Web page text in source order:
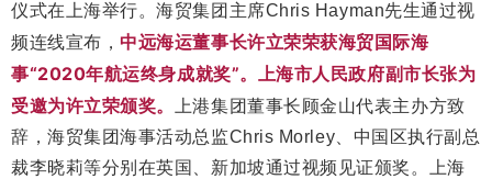
仪式在上海举行。海贸集团主席Chris Hayman先生通过视
频连线宣布，中远海运董事长许立荣荣获海贸国际海
事“2020年航运终身成就奖”。 上海市人民政府副市长张为
受邀为许立荣颁奖。
上港集团董事长顾金山代表主办方致
辞，海贸集团海事活动总监Chris Morley、中国区执行副总
裁李晓莉等分别在英国、新加坡通过视频见证颁奖。上海